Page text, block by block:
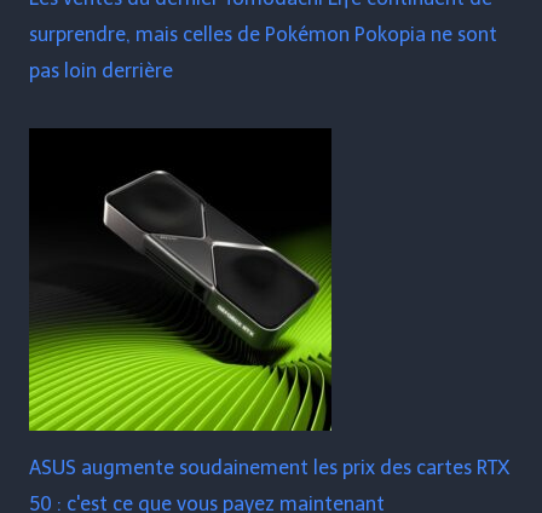
surprendre, mais celles de Pokémon Pokopia ne sont
pas loin derrière
ASUS augmente soudainement les prix des cartes RTX
50 : c'est ce que vous payez maintenant